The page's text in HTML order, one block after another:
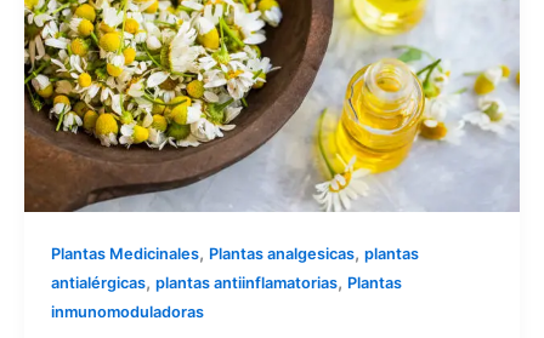
Plantas Medicinales, Plantas analgesicas, plantas
antialérgicas, plantas antiinflamatorias, Plantas
inmunomoduladoras